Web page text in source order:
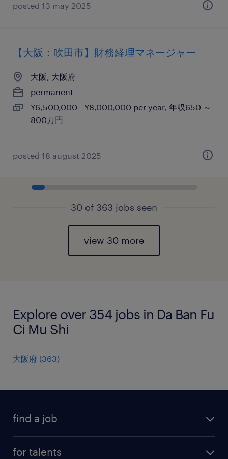
posted 13 may 2025
【大阪：吹田市】財務経理マネージャー
大阪, 大阪府
permanent
¥6,500,000 - ¥8,000,000 per year, 年収650 ～
800万円
posted 18 august 2025
30 of 363 jobs seen
view 30 more
Explore over 354 jobs in Da Ban Fu
Ci Mu Shi
大阪府 (363)
find a job
for talents